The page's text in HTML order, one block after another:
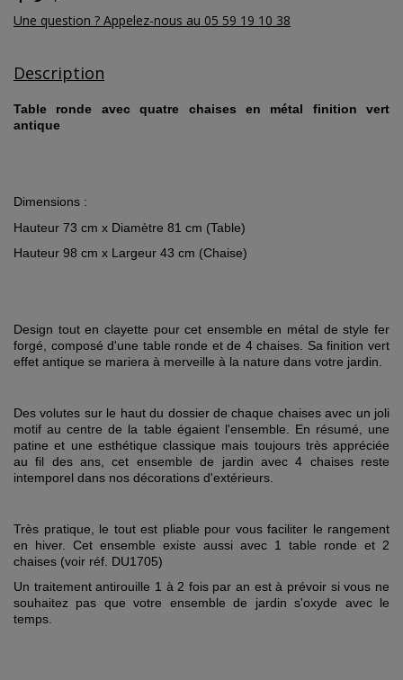
Une question ? Appelez-nous au 05 59 19 10 38
Description
Table ronde avec quatre chaises en métal finition vert
antique
Dimensions :
Hauteur 73 cm x Diamètre 81 cm (Table)
Hauteur 98 cm x Largeur 43 cm (Chaise)
Design tout en clayette pour cet ensemble en métal de style fer
forgé, composé d'une table ronde et de 4 chaises. Sa finition vert
effet antique se mariera à merveille à la nature dans votre jardin.
Des volutes sur le haut du dossier de chaque chaises avec un joli
motif au centre de la table égaient l'ensemble. En résumé, une
patine et une esthétique classique mais toujours très appréciée
au fil des ans, cet ensemble de jardin avec 4 chaises reste
intemporel dans nos décorations d'extérieurs.
Très pratique, le tout est pliable pour vous faciliter le rangement
en hiver. Cet ensemble existe aussi avec 1 table ronde et 2
chaises (voir réf. DU1705)
Un traitement antirouille 1 à 2 fois par an est à prévoir si vous ne
souhaitez pas que votre ensemble de jardin s'oxyde avec le
temps.